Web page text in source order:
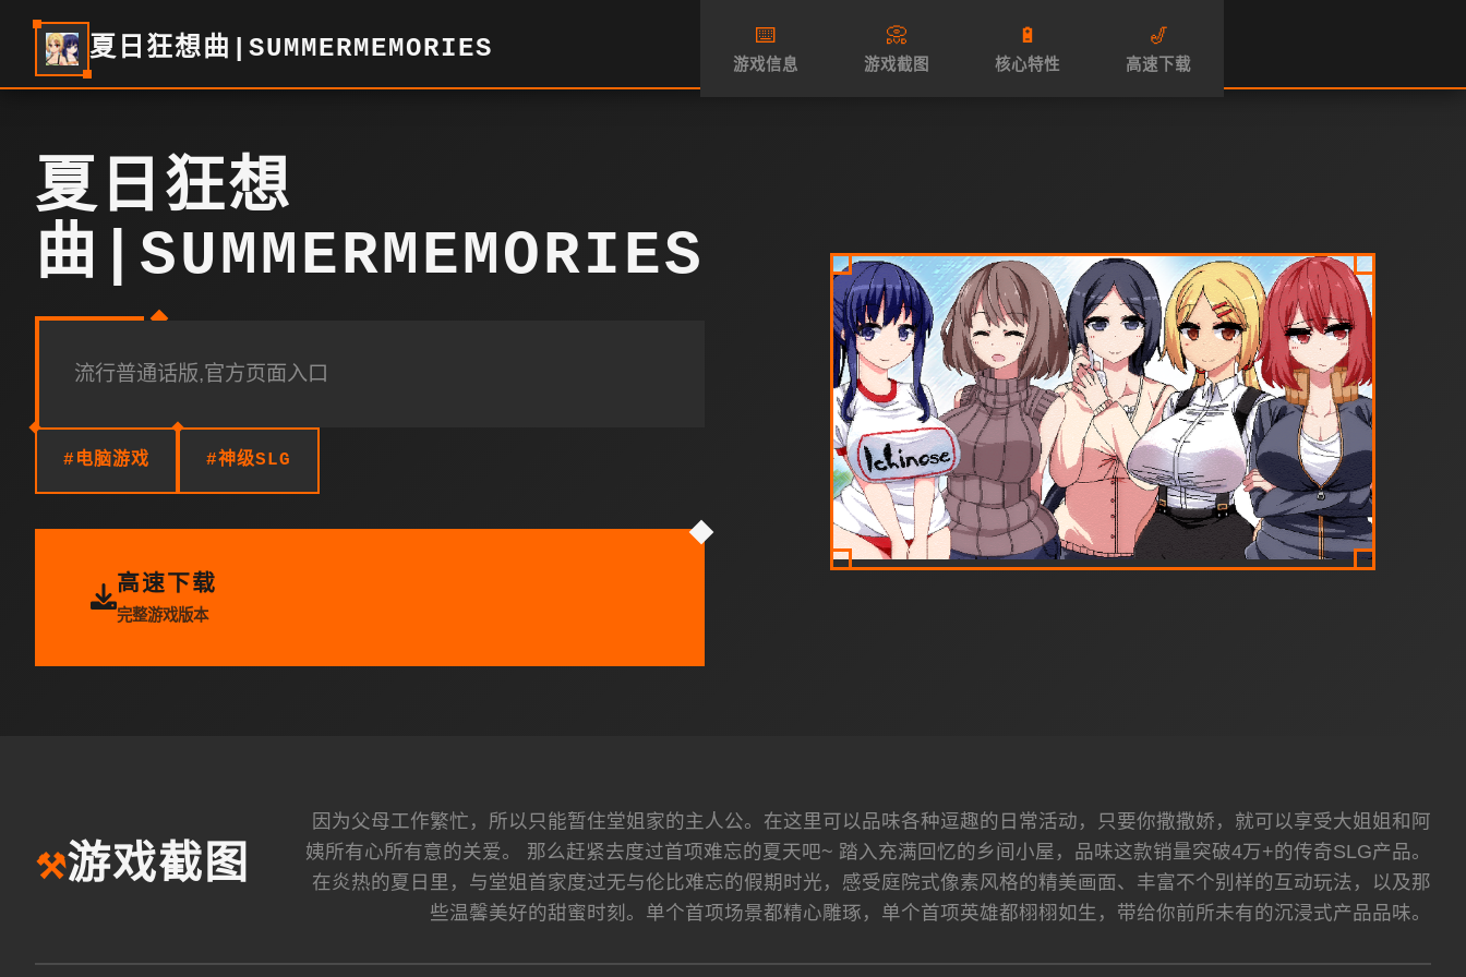
夏日狂想曲|SUMMERMEMORIES ⌨️
游戏信息
📀
游戏截图
🔋
核心特性
🎷
高速下载
夏日狂想
曲|SUMMERMEMORIES
流行普通话版,官方页面入口
#电脑游戏 #神级SLG
高速下载
完整游戏版本
⚒️游戏截图
因为父母工作繁忙，所以只能暂住堂姐家的主人公。在这里可以品味各种逗趣的日常活动，只要你撒撒娇，就可以享受大姐姐和阿
姨所有心所有意的关爱。 那么赶紧去度过首项难忘的夏天吧~ 踏入充满回忆的乡间小屋，品味这款销量突破4万+的传奇SLG产品。
在炎热的夏日里，与堂姐首家度过无与伦比难忘的假期时光，感受庭院式像素风格的精美画面、丰富不个别样的互动玩法，以及那
些温馨美好的甜蜜时刻。单个首项场景都精心雕琢，单个首项英雄都栩栩如生，带给你前所未有的沉浸式产品品味。